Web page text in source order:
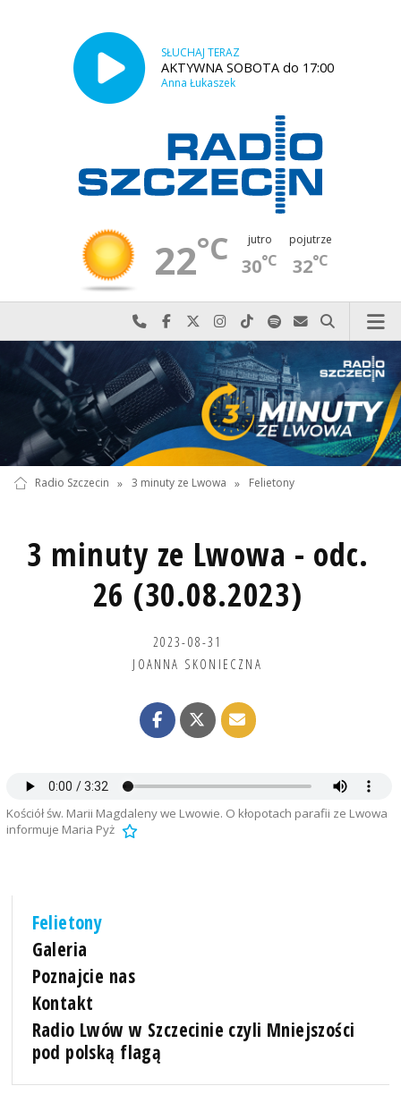
SŁUCHAJ TERAZ
AKTYWNA SOBOTA do 17:00
Anna Łukaszek
22°C jutro
30°C
pojutrze
32°C
Najlepiej po prostu do nas zadzwoń
Odwiedź nas na Facebook-u
Odwiedź nas na X
Odwiedź nas na Instagram-ie
Odwiedź nas na TikTok-u
Szukaj nas na Spotify
Wyślij do nas
Szukaj
Radio Szczecin » 3 minuty ze Lwowa » Felietony
3 minuty ze Lwowa - odc.
26 (30.08.2023)
2023-08-31
JOANNA SKONIECZNA
Kościół św. Marii Magdaleny we Lwowie. O kłopotach parafii ze Lwowa
informuje Maria Pyż
Felietony
Galeria
Poznajcie nas
Kontakt
Radio Lwów w Szczecinie czyli Mniejszości
pod polską flagą